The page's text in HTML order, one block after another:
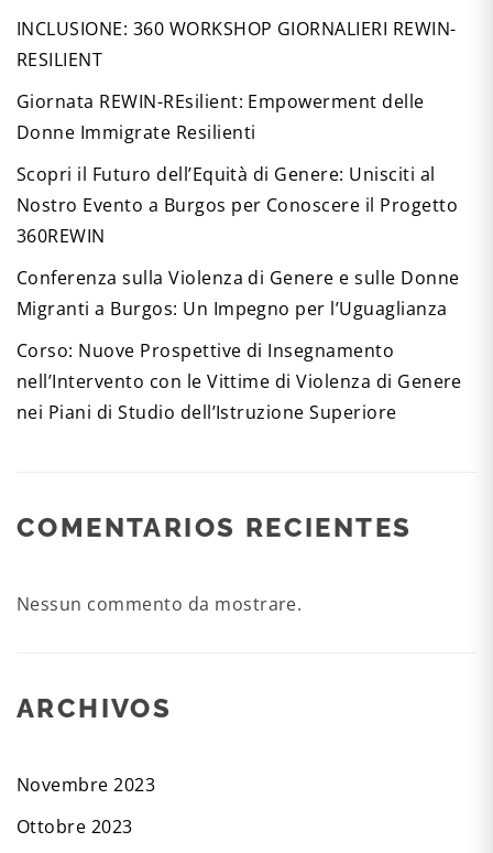
INCLUSIONE: 360 WORKSHOP GIORNALIERI REWIN-
RESILIENT
Giornata REWIN-REsilient: Empowerment delle
Donne Immigrate Resilienti
Scopri il Futuro dell’Equità di Genere: Unisciti al
Nostro Evento a Burgos per Conoscere il Progetto
360REWIN
Conferenza sulla Violenza di Genere e sulle Donne
Migranti a Burgos: Un Impegno per l’Uguaglianza
Corso: Nuove Prospettive di Insegnamento
nell’Intervento con le Vittime di Violenza di Genere
nei Piani di Studio dell’Istruzione Superiore
COMENTARIOS RECIENTES
Nessun commento da mostrare.
ARCHIVOS
Novembre 2023
Ottobre 2023